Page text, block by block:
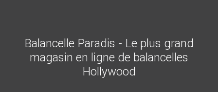
Balancelle Paradis - Le plus grand
magasin en ligne de balancelles
Hollywood